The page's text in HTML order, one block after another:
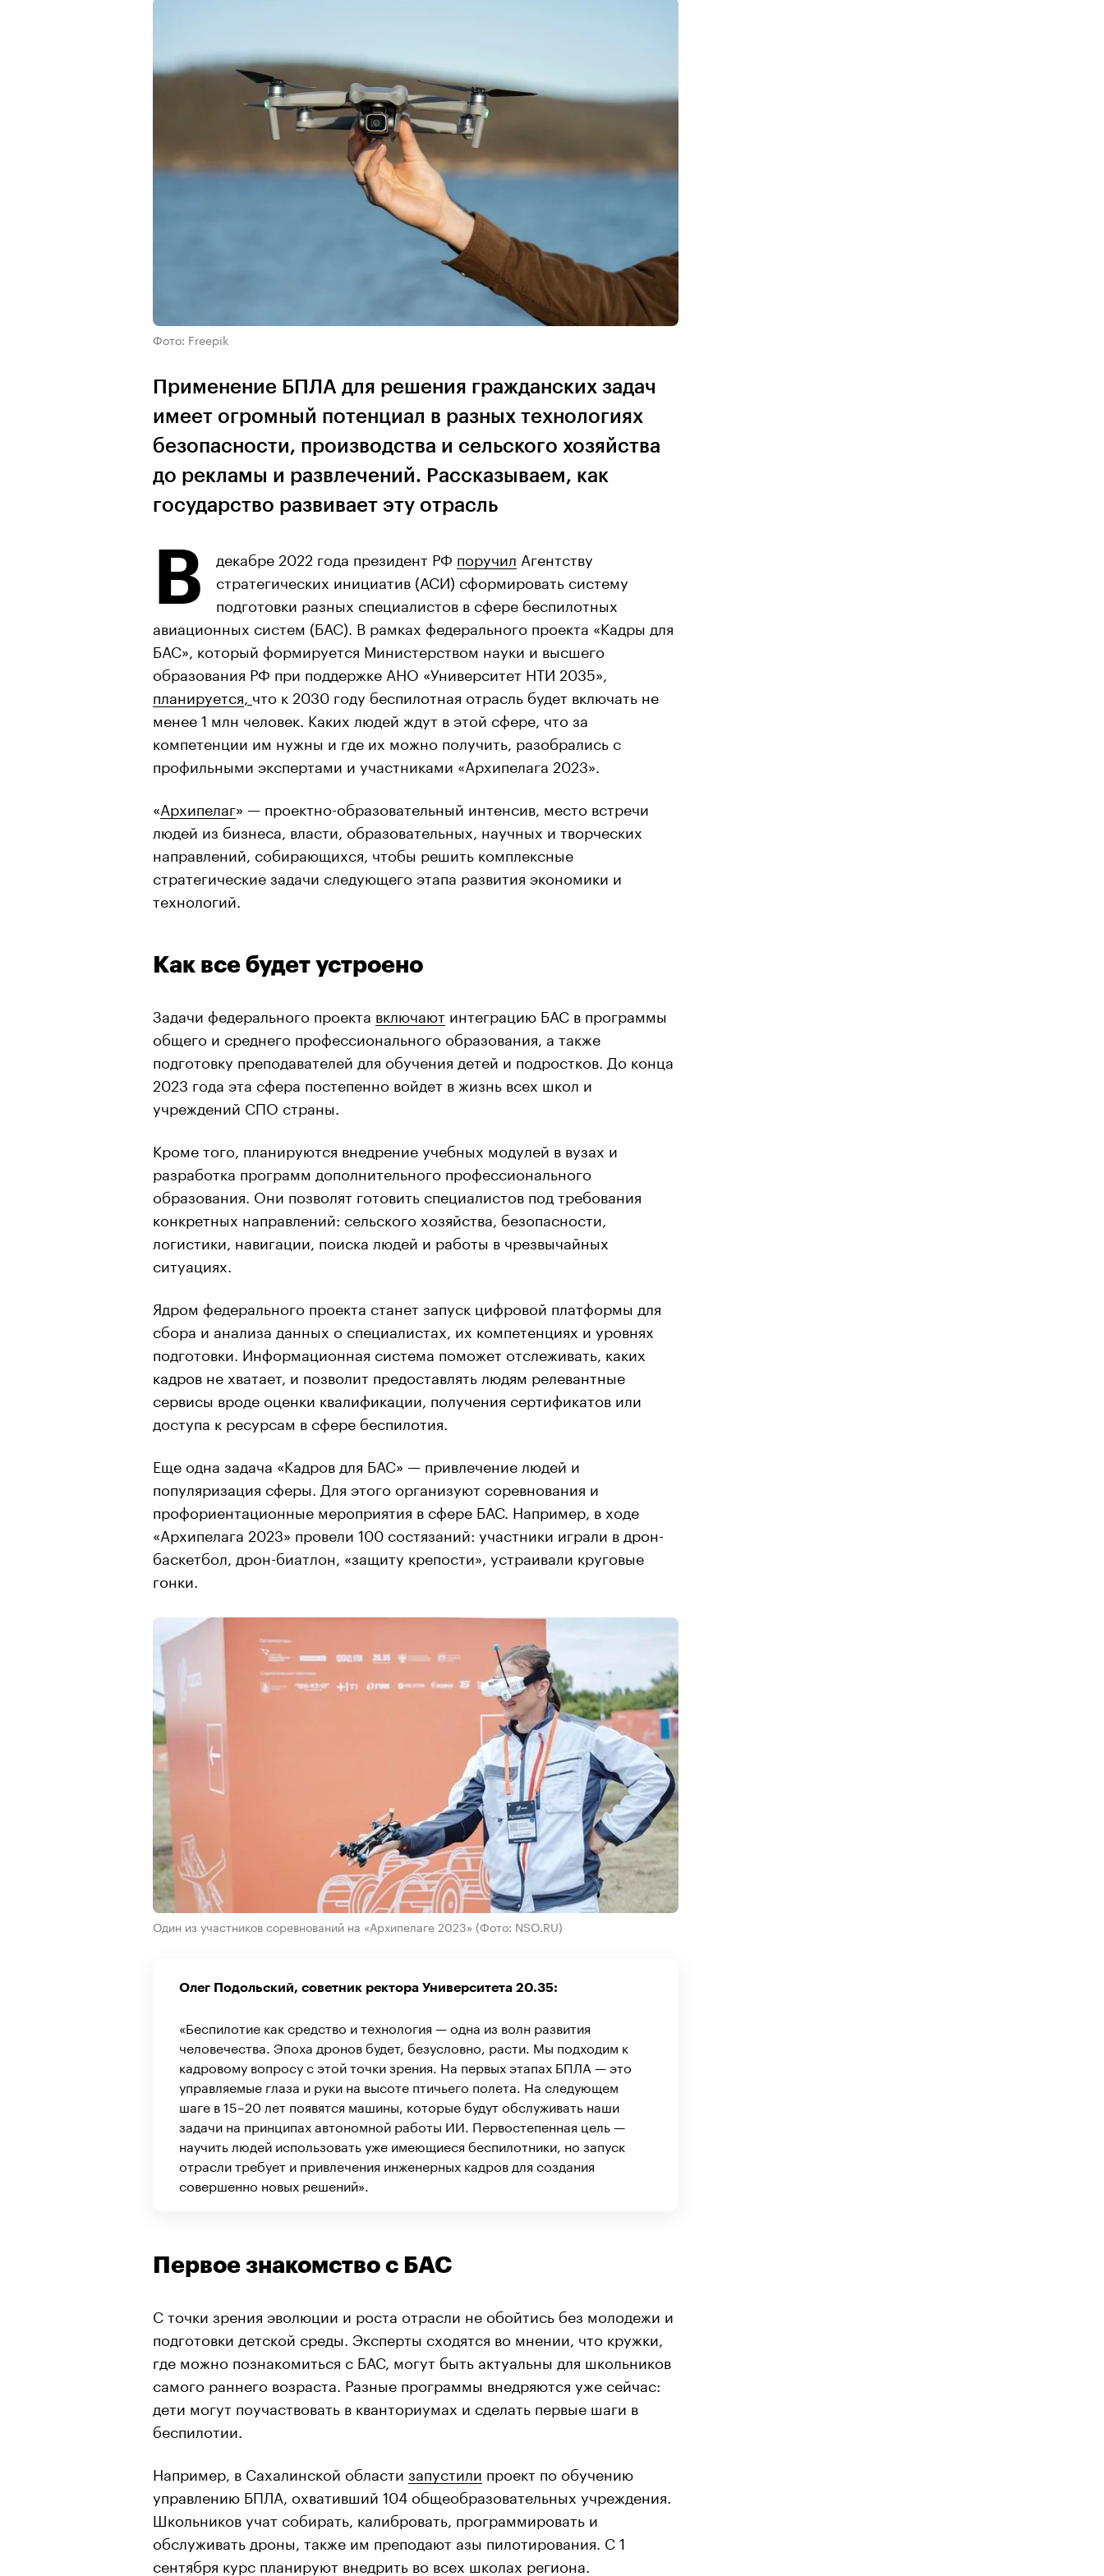
Фото: Freepik
Применение БПЛА для решения гражданских задач
имеет огромный потенциал в разных технологиях
безопасности, производства и сельского хозяйства
до рекламы и развлечений. Рассказываем, как
государство развивает эту отрасль
В декабре 2022 года президент РФ поручил Агентству
стратегических инициатив (АСИ) сформировать систему
подготовки разных специалистов в сфере беспилотных
авиационных систем (БАС). В рамках федерального проекта «Кадры для
БАС», который формируется Министерством науки и высшего
образования РФ при поддержке АНО «Университет НТИ 2035»,
планируется что к 2030 году беспилотная отрасль будет включать не
менее 1 млн человек. Каких людей ждут в этой сфере, что за
компетенции им нужны и где их можно получить, разобрались с
профильными экспертами и участниками «Архипелага 2023».
«Архипелаг» — проектно-образовательный интенсив, место встречи
людей из бизнеса, власти, образовательных, научных и творческих
направлений, собирающихся, чтобы решить комплексные
стратегические задачи следующего этапа развития экономики и
технологий.
Как все будет устроено
Задачи федерального проекта включают интеграцию БАС в программы
общего и среднего профессионального образования, а также
подготовку преподавателей для обучения детей и подростков. До конца
2023 года эта сфера постепенно войдет в жизнь всех школ и
учреждений СПО страны.
Кроме того, планируются внедрение учебных модулей в вузах и
разработка программ дополнительного профессионального
образования. Они позволят готовить специалистов под требования
конкретных направлений: сельского хозяйства, безопасности,
логистики, навигации, поиска людей и работы в чрезвычайных
ситуациях.
Ядром федерального проекта станет запуск цифровой платформы для
сбора и анализа данных о специалистах, их компетенциях и уровнях
подготовки. Информационная система поможет отслеживать, каких
кадров не хватает, и позволит предоставлять людям релевантные
сервисы вроде оценки квалификации, получения сертификатов или
доступа к ресурсам в сфере беспилотия.
Еще одна задача «Кадров для БАС» — привлечение людей и
популяризация сферы. Для этого организуют соревнования и
профориентационные мероприятия в сфере БАС. Например, в ходе
«Архипелага 2023» провели 100 состязаний: участники играли в дрон-
баскетбол, дрон-биатлон, «защиту крепости», устраивали круговые
гонки.
Один из участников соревнований на «Архипелаге 2023» (Фото: NSO.RU)
Олег Подольский, советник ректора Университета 20.35:
«Беспилотие как средство и технология — одна из волн развития
человечества. Эпоха дронов будет, безусловно, расти. Мы подходим к
кадровому вопросу с этой точки зрения. На первых этапах БПЛА — это
управляемые глаза и руки на высоте птичьего полета. На следующем
шаге в 15–20 лет появятся машины, которые будут обслуживать наши
задачи на принципах автономной работы ИИ. Первостепенная цель —
научить людей использовать уже имеющиеся беспилотники, но запуск
отрасли требует и привлечения инженерных кадров для создания
совершенно новых решений».
Первое знакомство с БАС
С точки зрения эволюции и роста отрасли не обойтись без молодежи и
подготовки детской среды. Эксперты сходятся во мнении, что кружки,
где можно познакомиться с БАС, могут быть актуальны для школьников
самого раннего возраста. Разные программы внедряются уже сейчас:
дети могут поучаствовать в кванториумах и сделать первые шаги в
беспилотии.
Например, в Сахалинской области запустили проект по обучению
управлению БПЛА, охвативший 104 общеобразовательных учреждения.
Школьников учат собирать, калибровать, программировать и
обслуживать дроны, также им преподают азы пилотирования. С 1
сентября курс планируют внедрить во всех школах региона.